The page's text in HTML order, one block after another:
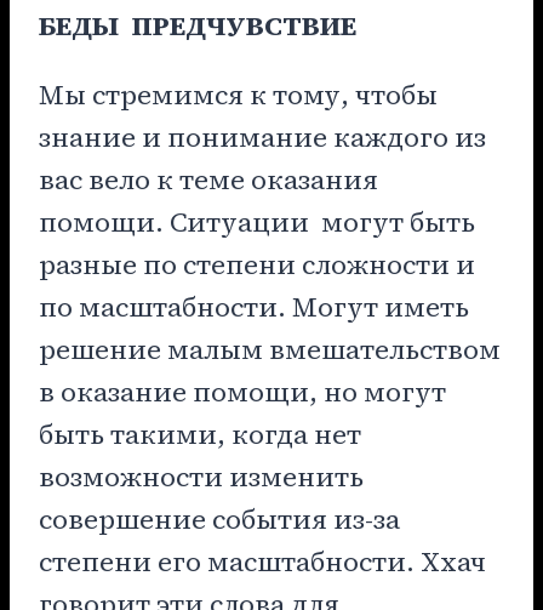
БЕДЫ ПРЕДЧУВСТВИЕ
Мы стремимся к тому, чтобы
знание и понимание каждого из
вас вело к теме оказания
помощи. Ситуации могут быть
разные по степени сложности и
по масштабности. Могут иметь
решение малым вмешательством
в оказание помощи, но могут
быть такими, когда нет
возможности изменить
совершение события из-за
степени его масштабности. Ххач